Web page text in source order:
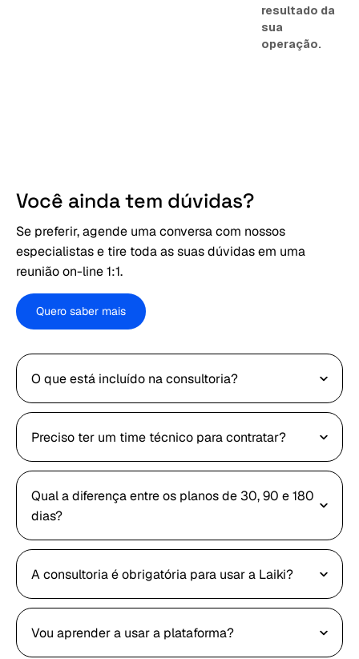
resultado da
sua
operação.
Você ainda tem dúvidas?
Se preferir, agende uma conversa com nossos
especialistas e tire toda as suas dúvidas em uma
reunião on-line 1:1.
Quero saber mais
O que está incluído na consultoria?
Preciso ter um time técnico para contratar?
Qual a diferença entre os planos de 30, 90 e 180
dias?
A consultoria é obrigatória para usar a Laiki?
Vou aprender a usar a plataforma?